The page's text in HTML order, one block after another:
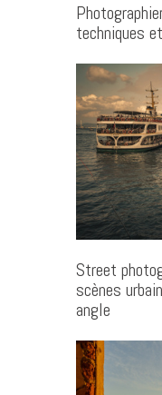
techniques
Street
scènes
angle